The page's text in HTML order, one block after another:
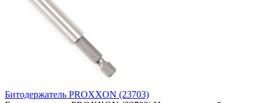
Битодержатель PROXXON (23703)